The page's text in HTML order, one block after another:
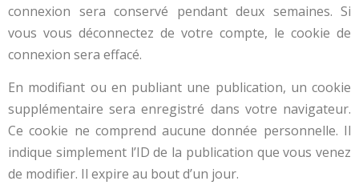
connexion sera conservé pendant deux semaines. Si
vous vous déconnectez de votre compte, le cookie de
connexion sera effacé.
En modifiant ou en publiant une publication, un cookie
supplémentaire sera enregistré dans votre navigateur.
Ce cookie ne comprend aucune donnée personnelle. Il
indique simplement l’ID de la publication que vous venez
de modifier. Il expire au bout d’un jour.